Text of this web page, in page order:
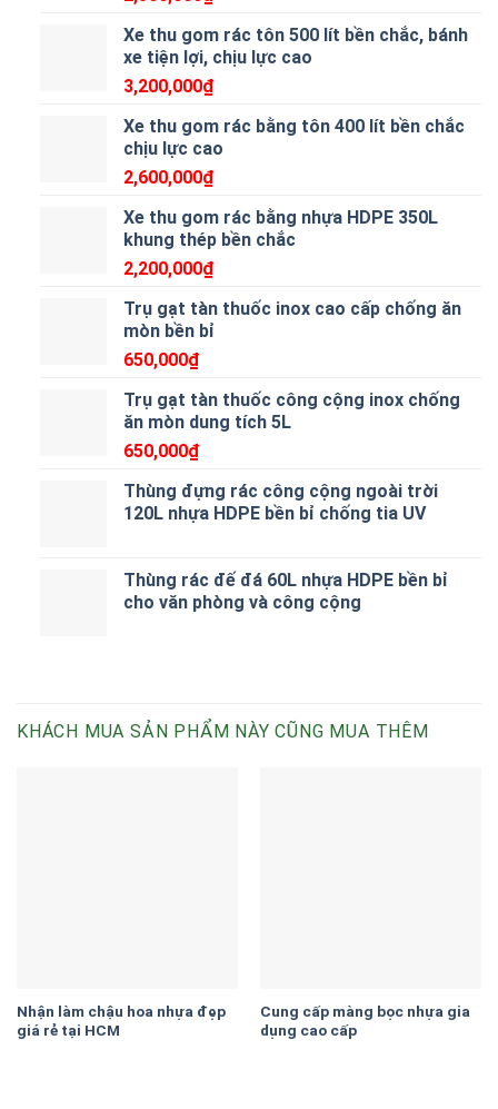
Xe thu gom rác tôn 500 lít bền chắc, bánh
xe tiện lợi, chịu lực cao
3,200,000₫
Xe thu gom rác bằng tôn 400 lít bền chắc
chịu lực cao
2,600,000₫
Xe thu gom rác bằng nhựa HDPE 350L
khung thép bền chắc
2,200,000₫
Trụ gạt tàn thuốc inox cao cấp chống ăn
mòn bền bỉ
650,000₫
Trụ gạt tàn thuốc công cộng inox chống
ăn mòn dung tích 5L
650,000₫
Thùng đựng rác công cộng ngoài trời
120L nhựa HDPE bền bỉ chống tia UV
Thùng rác đế đá 60L nhựa HDPE bền bỉ
cho văn phòng và công cộng
KHÁCH MUA SẢN PHẨM NÀY CŨNG MUA THÊM
Nhận làm chậu hoa nhựa đẹp
giá rẻ tại HCM
Cung cấp màng bọc nhựa gia
dụng cao cấp